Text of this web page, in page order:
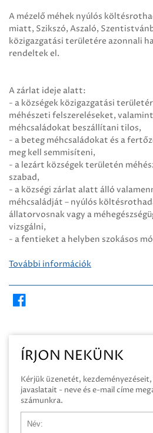
A mézelő méhek nyúlós
miatt, Szikszó, Aszaló,
közigazgatási területére azonnali
rendeltek el.
A zárlat ideje alatt:
- a községek közigazgatási
méhészeti felszereléseket,
méhcsaládokat beszállítani tilos,
- a beteg méhcsaládokat és a
meg kell semmisíteni,
- a lezárt községek területén
szabad,
- a községi zárlat alatt álló
méhcsaládját – nyúlós
állatorvosnak vagy a
vizsgálni,
- a fentieket a helyben szokásos
További információk
ÍRJON NEKÜNK
Kérjük üzenetét,
javaslatait - neve és e-mail címe
számunkra.